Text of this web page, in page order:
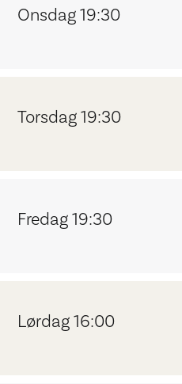
Onsdag 19:30
Torsdag 19:30
Fredag 19:30
Lørdag 16:00